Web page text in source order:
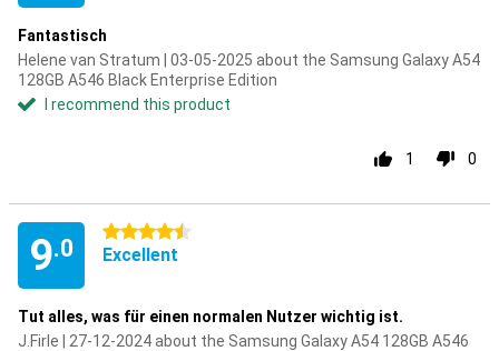
Fantastisch
Helene van Stratum | 03-05-2025 about the Samsung Galaxy A54
128GB A546 Black Enterprise Edition
I recommend this product
1 0
9.0
4.5 stars
Excellent
Tut alles, was für einen normalen Nutzer wichtig ist.
J.Firle | 27-12-2024 about the Samsung Galaxy A54 128GB A546